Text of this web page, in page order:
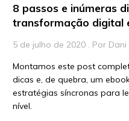
8 passos e inúmeras
transformação digital
5 de julho de 2020 . Por
Montamos este post
dicas e, de quebra, um
estratégias síncronas para
nível.